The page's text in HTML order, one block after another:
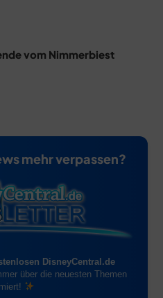
vom Nimmerbiest
mehr verpassen?
DisneyCentral.de
über die neuesten Themen